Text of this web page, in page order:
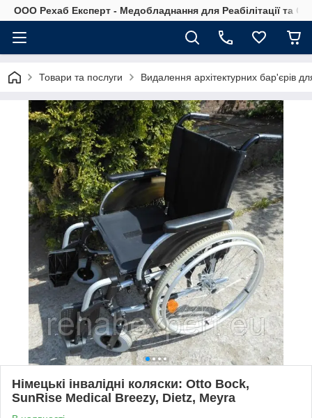
OOO Рехаб Експерт - Медобладнання для Реабілітації та
Товари та послуги Видалення архітектурних бар'єрів
Німецькі інвалідні коляски: Otto Bock,
SunRise Medical Breezy, Dietz, Meyra